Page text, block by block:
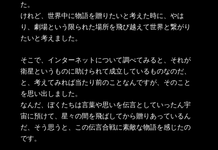
た。
けれど、世界中に物語を贈りたいと考えた時に、やは
り、劇場という限られた場所を飛び越えて世界と繋がり
たいと考えました。
そこで、インターネットについて調べてみると、それが
衛星というものに助けられて成立しているものなのだ、
と、考えてみれば当たり前のことなんですが、そのこと
を思い出しました。
なんだ、ぼくたちは言葉や思いを伝言としていったん宇
宙に預けて、星々の間を飛ばしてから贈りあっているん
だ、そう思うと、この伝言合戦に素敵な物語を感じたの
です。